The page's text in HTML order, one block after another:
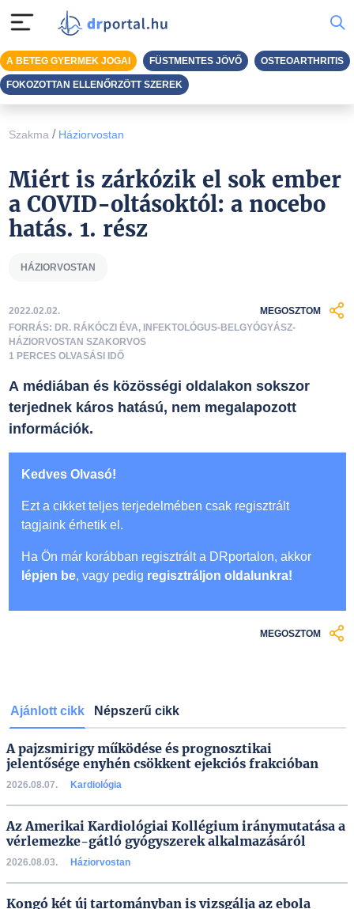
Szakma / Háziorvostan
Miért is zárkózik el sok ember
a COVID-oltásoktól: a nocebo
hatás. 1. rész
HÁZIORVOSTAN
2022.02.02.
FORRÁS: DR. RÁKÓCZI ÉVA, INFEKTOLÓGUS-BELGYÓGYÁSZ-
HÁZIORVOSTAN SZAKORVOS
1 PERCES OLVASÁSI IDŐ
MEGOSZTOM
A médiában és közösségi oldalakon sokszor
terjednek káros hatású, nem megalapozott
információk.
Kedves Olvasó!
Ezt a cikket teljes terjedelmében csak regisztrált
tagjaink érhetik el.
Ha Ön már korábban regisztrált a DRportalon, akkor
lépjen be, vagy pedig regisztráljon oldalunkra!
MEGOSZTOM
Ajánlott cikk Népszerű cikk
A pajzsmirigy működése és prognosztikai
jelentősége enyhén csökkent ejekciós frakcióban
2026.08.07. Kardiológia
Az Amerikai Kardiológiai Kollégium iránymutatása a
vérlemezke-gátló gyógyszerek alkalmazásáról
2026.08.03. Háziorvostan
Kongó két új tartományban is vizsgálja az ebola
A BETEG GYERMEK JOGAI FÜSTMENTES JÖVŐ OSTEOARTHRITIS
FOKOZOTTAN ELLENŐRZÖTT SZEREK